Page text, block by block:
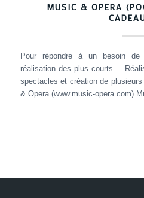
MUSIC & OPERA
Pour répondre à un besoin
réalisation des plus courts....
spectacles et création de
& Opera (www.music-opera.com)